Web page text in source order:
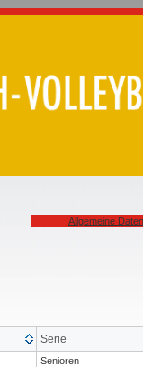
Allgemeine
Serie
Senioren